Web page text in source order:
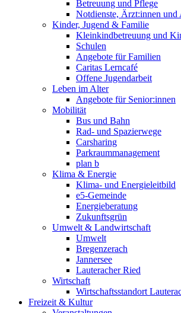
Betreuung und Pflege
Notdienste, Ärzt:innen und
Kinder, Jugend & Familie
Kleinkindbetreuung und
Schulen
Angebote für Familien
Caritas Lerncafé
Offene Jugendarbeit
Leben im Alter
Angebote für Senior:innen
Mobilität
Bus und Bahn
Rad- und Spazierwege
Carsharing
Parkraummanagement
plan b
Klima & Energie
Klima- und Energieleitbild
e5-Gemeinde
Energieberatung
Zukunftsgrün
Umwelt & Landwirtschaft
Umwelt
Bregenzerach
Jannersee
Lauteracher Ried
Wirtschaft
Wirtschaftsstandort
Freizeit & Kultur